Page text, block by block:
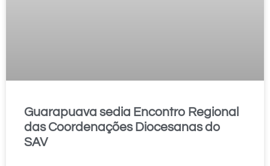
Guarapuava sedia Encontro Regional
das Coordenações Diocesanas do
SAV